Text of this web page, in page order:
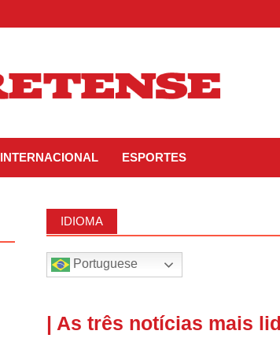
INTERNACIONAL ESPORTES
IDIOMA
Portuguese
| As três notícias mais